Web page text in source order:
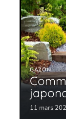
GAZON
11 mars